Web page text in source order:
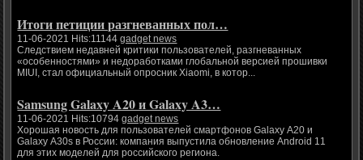
Итоги петиции разгневанных пол…
11-06-2021 Hits:11144gadget news
Следствием недавней критики пользователей, разгневанных
«особенностями» и недоработками глобальной версией прошивки
MIUI, стал официальный опросник Xiaomi, в котор...
Samsung Galaxy A20 и Galaxy A3…
11-06-2021 Hits:10794gadget news
Хорошая новость для пользователей смартфонов Galaxy A20 и
Galaxy A30s в России: компания выпустила обновление Android 11
для этих моделей для российского региона.